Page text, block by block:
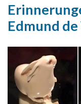
und
Edmund